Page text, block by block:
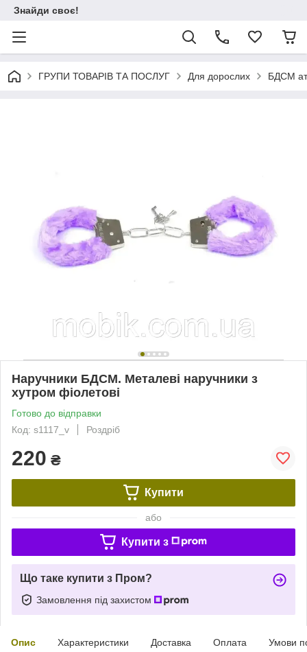
Знайди своє!
ГРУПИ ТОВАРІВ ТА ПОСЛУГ Для дорослих БДСМ
Наручники БДСМ. Металеві наручники з
хутром фіолетові
Готово до відправки
Код: s1117_v
Роздріб
220 ₴
Купити
або
Купити з
Що таке купити з Пром?
Замовлення під захистом
Опис Характеристики Доставка Оплата Умови